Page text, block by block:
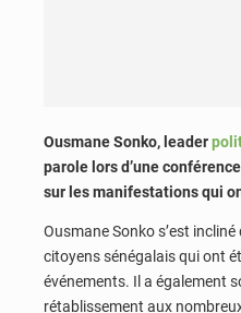
Ousmane Sonko, leader
parole lors d’une
sur les manifestations qui
Ousmane Sonko s’est
citoyens sénégalais qui ont
événements. Il a également
rétablissement aux